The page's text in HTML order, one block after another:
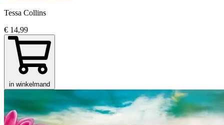
Tessa Collins
€ 14,99
in winkelmand